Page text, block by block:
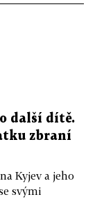
další dítě.
zbraní
Kyjev a jeho
svými